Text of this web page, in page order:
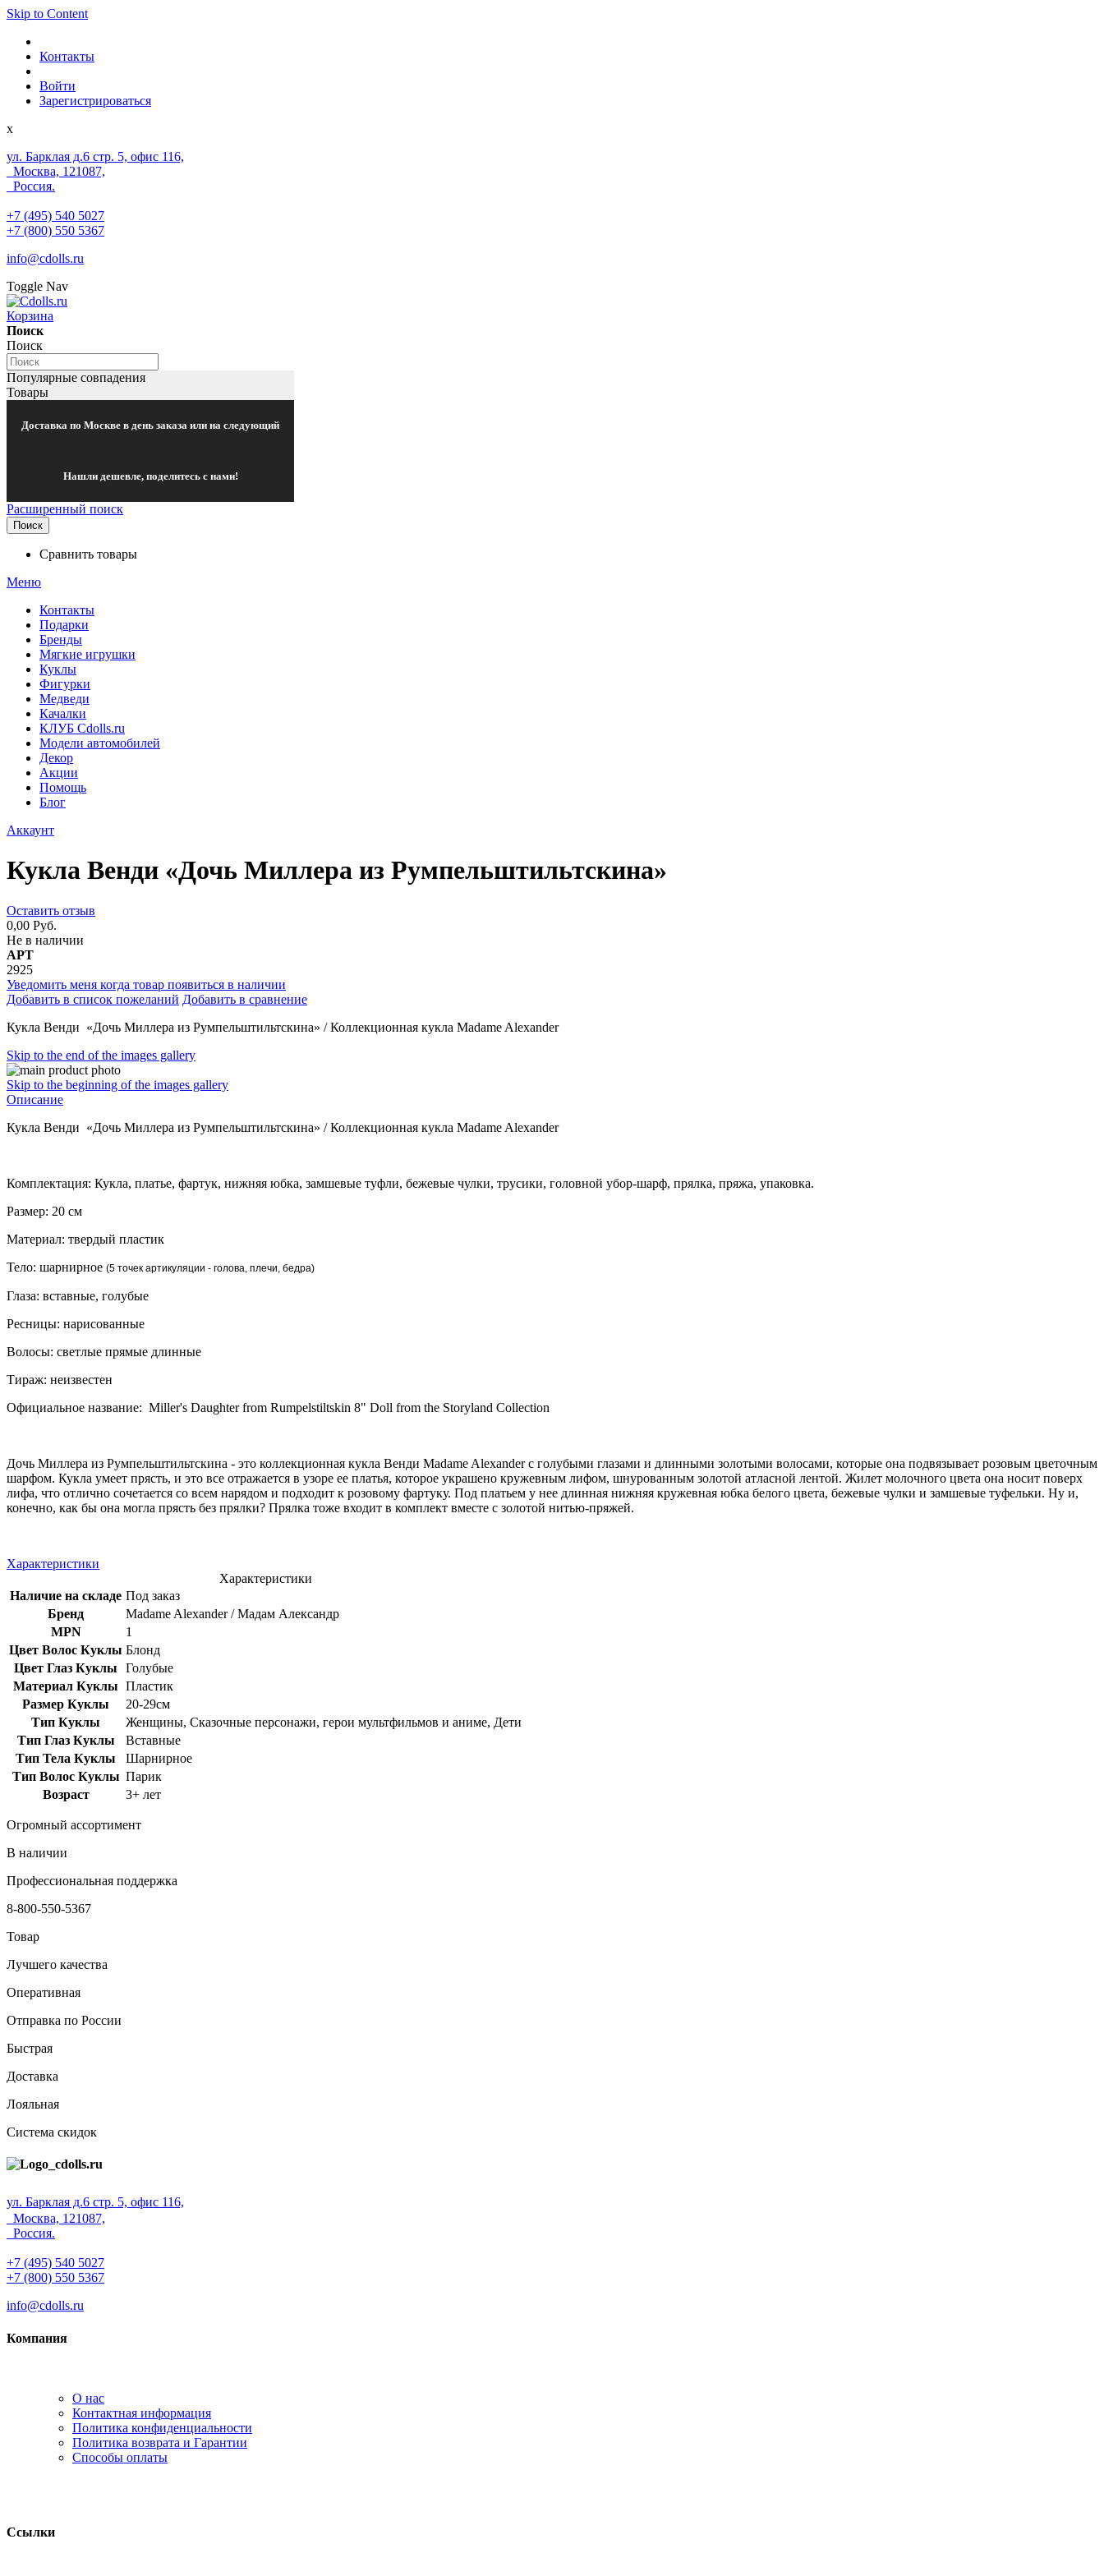
Skip to Content
Контакты
Войти
Зарегистрироваться
x
ул. Барклая д.6 стр. 5, офис 116,
Москва, 121087,
Россия.
+7 (495) 540 5027
+7 (800) 550 5367
info@cdolls.ru
Toggle Nav
Корзина
Поиск
Поиск
Популярные совпадения
Товары
Доставка по Москве в день заказа или на следующий
Нашли дешевле, поделитесь с нами!
Расширенный поиск
Поиск
Сравнить товары
Меню
Контакты
Подарки
Бренды
Мягкие игрушки
Куклы
Фигурки
Медведи
Качалки
КЛУБ Cdolls.ru
Модели автомобилей
Декор
Акции
Помощь
Блог
Аккаунт
Кукла Венди «Дочь Миллера из Румпельштильтскина»
Оставить отзыв
0,00 Руб.
Не в наличии
АРТ
2925
Уведомить меня когда товар появиться в наличии
Добавить в список пожеланий Добавить в сравнение
Кукла Венди «Дочь Миллера из Румпельштильтскина» / Коллекционная кукла Madame Alexander
Skip to the end of the images gallery
Skip to the beginning of the images gallery
Описание
Кукла Венди «Дочь Миллера из Румпельштильтскина» / Коллекционная кукла Madame Alexander
Комплектация: Кукла, платье, фартук, нижняя юбка, замшевые туфли, бежевые чулки, трусики, головной убор-шарф, прялка, пряжа, упаковка.
Размер: 20 см
Материал: твердый пластик
Тело: шарнирное (5 точек артикуляции - голова, плечи, бедра)
Глаза: вставные, голубые
Ресницы: нарисованные
Волосы: светлые прямые длинные
Тираж: неизвестен
Официальное название: Мiller's Daughter from Rumpelstiltskin 8" Doll from the Storyland Collection
Дочь Миллера из Румпельштильтскина - это коллекционная кукла Венди Madame Alexander с голубыми глазами и длинными золотыми волосами, которые она подвязывает розовым цветочным
шарфом. Кукла умеет прясть, и это все отражается в узоре ее платья, которое украшено кружевным лифом, шнурованным золотой атласной лентой. Жилет молочного цвета она носит поверх
лифа, что отлично сочетается со всем нарядом и подходит к розовому фартуку. Под платьем у нее длинная нижняя кружевная юбка белого цвета, бежевые чулки и замшевые туфельки. Ну и,
конечно, как бы она могла прясть без прялки? Прялка тоже входит в комплект вместе с золотой нитью-пряжей.
Характеристики
Характеристики
Наличие на складе Под заказ
Бренд
Madame Alexander / Мадам Александр
MPN
1
Цвет Волос Куклы Блонд
Цвет Глаз Куклы
Голубые
Материал Куклы Пластик
Размер Куклы
20-29см
Тип Куклы
Женщины, Сказочные персонажи, герои мультфильмов и аниме, Дети
Тип Глаз Куклы
Вставные
Тип Тела Куклы
Шарнирное
Тип Волос Куклы Парик
Возраст
3+ лет
Огромный ассортимент
В наличии
Профессиональная поддержка
8-800-550-5367
Товар
Лучшего качества
Оперативная
Отправка по России
Быстрая
Доставка
Лояльная
Система скидок
ул. Барклая д.6 стр. 5, офис 116,
Москва, 121087,
Россия.
+7 (495) 540 5027
+7 (800) 550 5367
info@cdolls.ru
Компания
О нас
Контактная информация
Политика конфиденциальности
Политика возврата и Гарантии
Способы оплаты
Ссылки